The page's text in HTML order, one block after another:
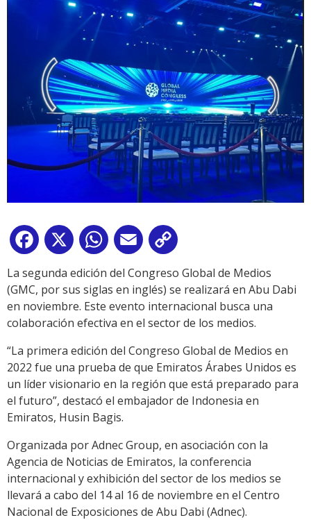
Facebook
X WhatsApp
Email
Link
La segunda edición del Congreso Global de Medios
(GMC, por sus siglas en inglés) se realizará en Abu Dabi
en noviembre. Este evento internacional busca una
colaboración efectiva en el sector de los medios.
“La primera edición del Congreso Global de Medios en
2022 fue una prueba de que Emiratos Árabes Unidos es
un líder visionario en la región que está preparado para
el futuro”, destacó el embajador de Indonesia en
Emiratos, Husin Bagis.
Organizada por Adnec Group, en asociación con la
Agencia de Noticias de Emiratos, la conferencia
internacional y exhibición del sector de los medios se
llevará a cabo del 14 al 16 de noviembre en el Centro
Nacional de Exposiciones de Abu Dabi (Adnec).